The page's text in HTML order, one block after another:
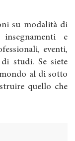
su modalità di
insegnamenti e
eventi,
studi. Se siete
al di sotto
quello che